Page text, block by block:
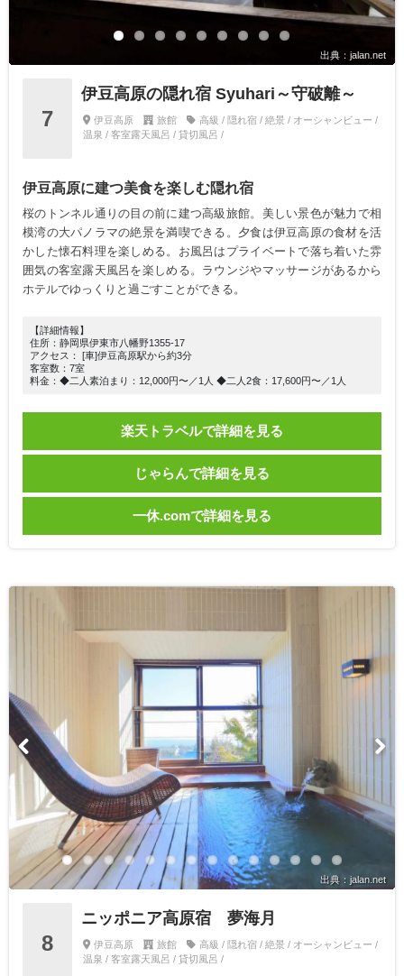
出典：jalan.net
7
伊豆高原の隠れ宿 Syuhari～守破離～
伊豆高原 旅館
高級 / 隠れ宿 / 絶景 / オーシャンビュー /
温泉 / 客室露天風呂 / 貸切風呂 /
伊豆高原に建つ美食を楽しむ隠れ宿
桜のトンネル通りの目の前に建つ高級旅館。美しい景色が魅力で相
模湾の大パノラマの絶景を満喫できる。夕食は伊豆高原の食材を活
かした懐石料理を楽しめる。お風呂はプライベートで落ち着いた雰
囲気の客室露天風呂を楽しめる。ラウンジやマッサージがあるから
ホテルでゆっくりと過ごすことができる。
【詳細情報】
住所：静岡県伊東市八幡野1355-17
アクセス： [車]伊豆高原駅から約3分
客室数：7室
料金：◆二人素泊まり：12,000円〜／1人 ◆二人2食：17,600円〜／1人
楽天トラベルで詳細を見る
じゃらんで詳細を見る
一休.comで詳細を見る
出典：jalan.net
8
ニッポニア高原宿 夢海月
伊豆高原 旅館
高級 / 隠れ宿 / 絶景 / オーシャンビュー /
温泉 / 客室露天風呂 / 貸切風呂 /